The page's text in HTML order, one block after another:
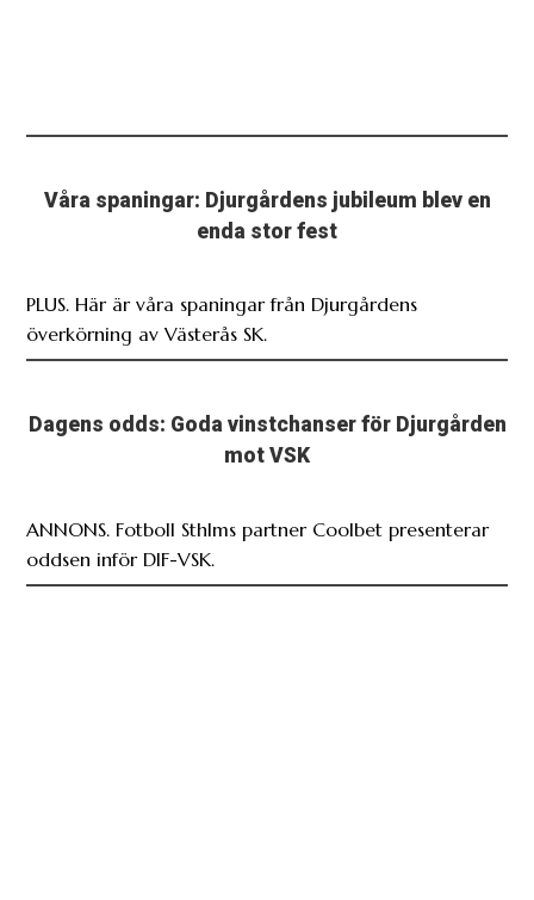
Våra spaningar: Djurgårdens jubileum blev en
enda stor fest
PLUS. Här är våra spaningar från Djurgårdens
överkörning av Västerås SK.
Dagens odds: Goda vinstchanser för Djurgården
mot VSK
ANNONS. Fotboll Sthlms partner Coolbet presenterar
oddsen inför DIF-VSK.